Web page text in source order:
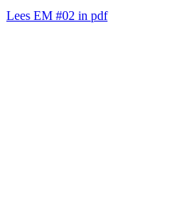
Lees EM #02 in pdf